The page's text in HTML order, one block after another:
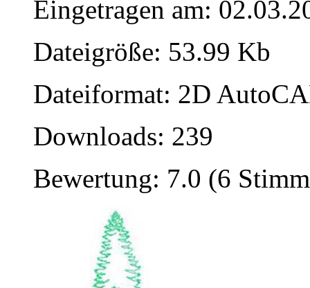
Eingetragen am:
Dateigröße: 53.99 Kb
Dateiformat: 2D
Downloads: 239
Bewertung: 7.0 (6